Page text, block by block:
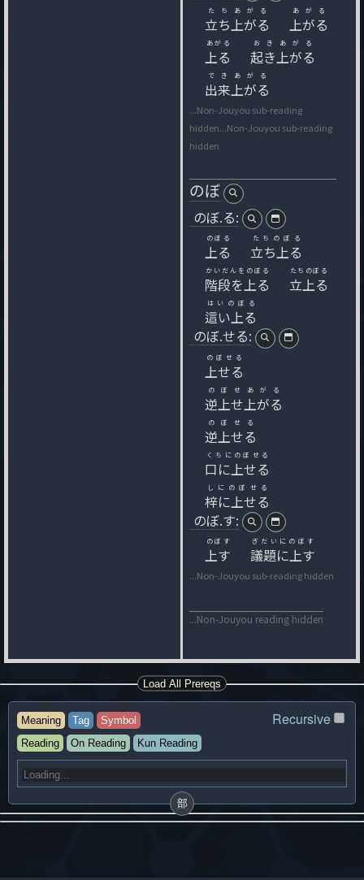
立ち上がる
たちあがる
上がる
あがる
上る
あがる
起き上がる
おきあがる
出来上がる
できあがる
...Non-Jouyou sub-reading
hidden...Non-Jouyou sub-reading
hidden
のぼ
のぼ.る:
上る
のぼる
立ち上る
たちのぼる
階段を上る
かいだんをのぼる
立上る
たちのぼる
這い上る
はいのぼる
のぼ.せる:
上せる
のぼせる
逆上せ上がる
のぼせあがる
逆上せる
のぼせる
口に上せる
くちにのぼせる
梓に上せる
しにのぼせる
のぼ.す:
上す
のぼす
議題に上す
ぎだいにのぼす
...Non-Jouyou sub-reading hidden
...Non-Jouyou reading hidden
Load All Prereqs
Recursive
Meaning Tag
Symbol
Reading
On Reading Kun Reading
部